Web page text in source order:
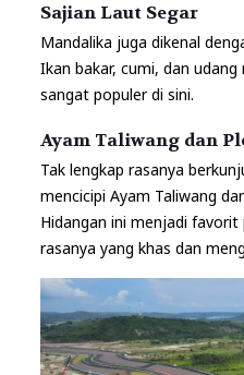
Sajian Laut Segar
Mandalika juga dikenal
Ikan bakar, cumi, dan
sangat populer di sini.
Ayam Taliwang dan
Tak lengkap rasanya
mencicipi Ayam Taliwang
Hidangan ini menjadi
rasanya yang khas dan